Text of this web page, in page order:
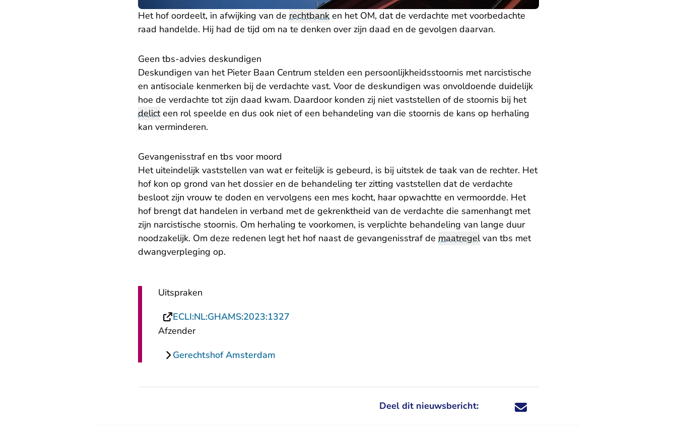
Het hof oordeelt, in afwijking van de rechtbank en het OM, dat de verdachte met voorbedachte
raad handelde. Hij had de tijd om na te denken over zijn daad en de gevolgen daarvan.
Geen tbs-advies deskundigen
Deskundigen van het Pieter Baan Centrum stelden een persoonlijkheidsstoornis met narcistische
en antisociale kenmerken bij de verdachte vast. Voor de deskundigen was onvoldoende duidelijk
hoe de verdachte tot zijn daad kwam. Daardoor konden zij niet vaststellen of de stoornis bij het
delicteen rol speelde en dus ook niet of een behandeling van die stoornis de kans op herhaling
kan verminderen.
Gevangenisstraf en tbs voor moord
Het uiteindelijk vaststellen van wat er feitelijk is gebeurd, is bij uitstek de taak van de rechter. Het
hof kon op grond van het dossier en de behandeling ter zitting vaststellen dat de verdachte
besloot zijn vrouw te doden en vervolgens een mes kocht, haar opwachtte en vermoordde. Het
hof brengt dat handelen in verband met de gekrenktheid van de verdachte die samenhangt met
zijn narcistische stoornis. Om herhaling te voorkomen, is verplichte behandeling van lange duur
noodzakelijk. Om deze redenen legt het hof naast de gevangenisstraf de maatregelvan tbs met
dwangverpleging op.
Uitspraken
ECLI:NL:GHAMS:2023:1327
Afzender
Gerechtshof Amsterdam
Deel dit nieuwsbericht: Deel dit nieuwsbericht via X - U verlaat
Deel dit nieuwsbericht via Facebook - U
Deel dit nieuwsbericht via e-mail
Deel dit nieuwsbericht via LinkedIn - U